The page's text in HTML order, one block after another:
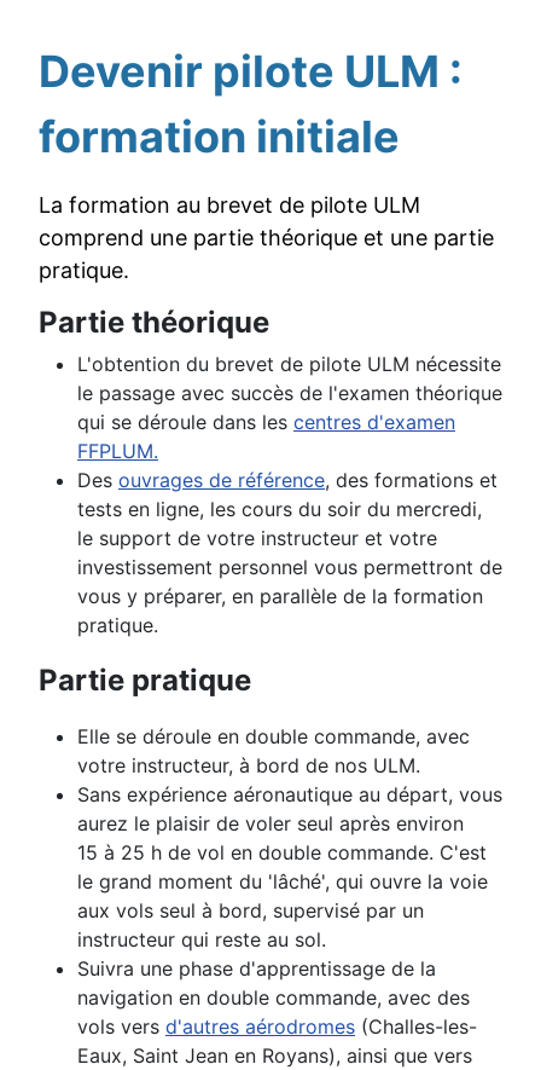
Détails
Devenir pilote ULM :
formation initiale
La formation au brevet de pilote ULM
comprend une partie théorique et une partie
pratique.
Partie théorique
L'obtention du brevet de pilote ULM nécessite
le passage avec succès de l'examen théorique
qui se déroule dans les centres d'examen
FFPLUM.
Des ouvrages de référence, des formations et
tests en ligne, les cours du soir du mercredi,
le support de votre instructeur et votre
investissement personnel vous permettront de
vous y préparer, en parallèle de la formation
pratique.
Partie pratique
Elle se déroule en double commande, avec
votre instructeur, à bord de nos ULM.
Sans expérience aéronautique au départ, vous
aurez le plaisir de voler seul après environ
15 à 25 h de vol en double commande. C'est
le grand moment du 'lâché', qui ouvre la voie
aux vols seul à bord, supervisé par un
instructeur qui reste au sol.
Suivra une phase d'apprentissage de la
navigation en double commande, avec des
vols vers d'autres aérodromes (Challes-les-
Eaux, Saint Jean en Royans), ainsi que vers